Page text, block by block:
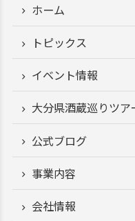
ホーム
トピックス
イベント情報
大分県酒蔵巡りツア
公式ブログ
事業内容
会社情報